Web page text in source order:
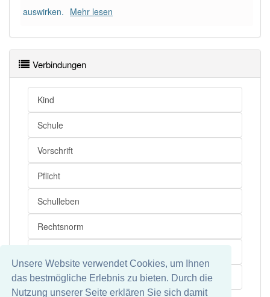
Unsere Website verwendet Cookies, um Ihnen
das bestmögliche Erlebnis zu bieten. Durch die
Nutzung unserer Seite erklären Sie sich damit
einem anderen Artikel
99% unserer Spielapp-Nutzer haben den Artikel
korrekt erraten.
auswirken. Mehr lesen
Verbindungen
Kind
Schule
Vorschrift
Pflicht
Schulleben
Rechtsnorm
Schulwesen